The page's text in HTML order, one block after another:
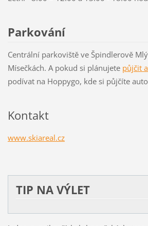
Parkování
Centrální parkoviště ve Špindlerově
Mísečkách. A pokud si plánujete půjčit
podívat na Hoppygo, kde si půjčíte
Kontakt
www.skiareal.cz
TIP NA VÝLET